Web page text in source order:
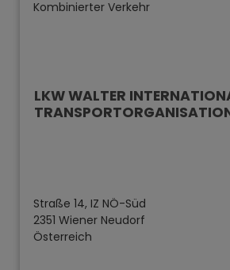
Kombinierter Verkehr
LKW WALTER
Straße 14, IZ NÖ-Süd
2351 Wiener Neudorf
Österreich